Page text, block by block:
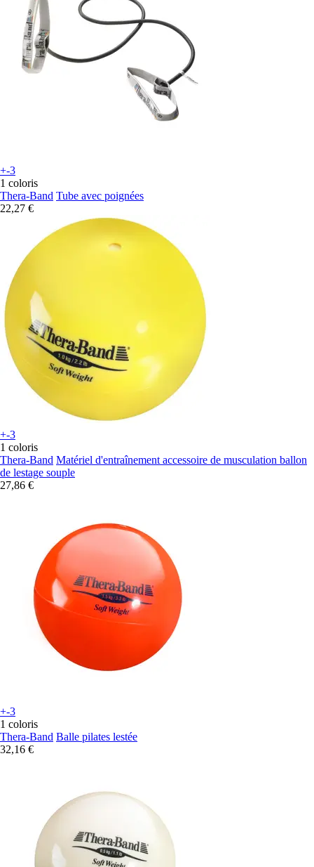
+-3
1 coloris
Thera-Band Tube avec poignées
22,27 €
+-3
1 coloris
Thera-Band Matériel d'entraînement accessoire de musculation ballon
de lestage souple
27,86 €
+-3
1 coloris
Thera-Band Balle pilates lestée
32,16 €